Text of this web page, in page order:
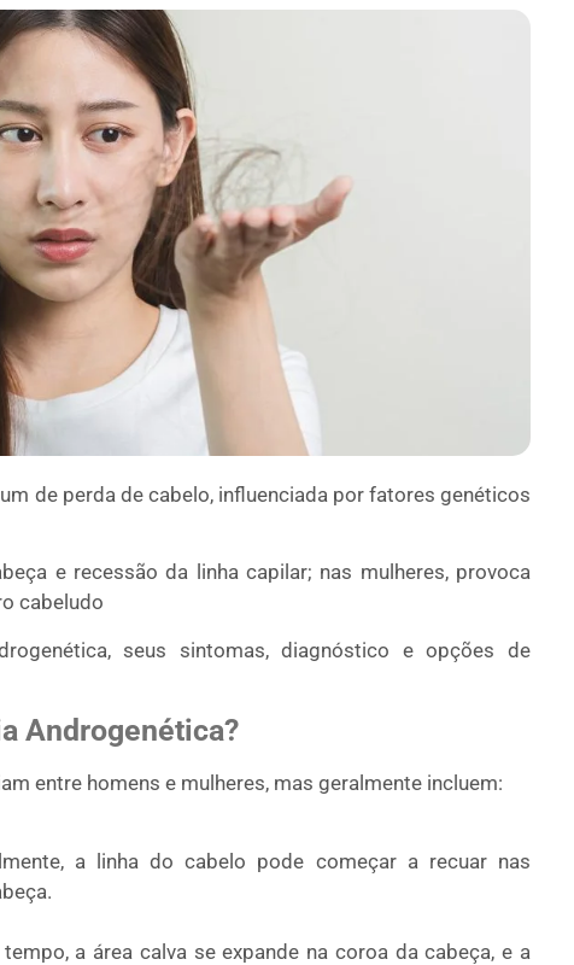
de perda de cabelo, influenciada por fatores genéticos
e recessão da linha capilar; nas mulheres, provoca
cabeludo
seus sintomas, diagnóstico e opções de
Androgenética?
entre homens e mulheres, mas geralmente incluem:
a linha do cabelo pode começar a recuar nas
a área calva se expande na coroa da cabeça, e a